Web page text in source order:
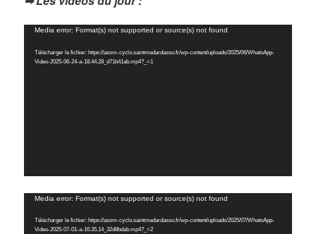
Lecteur
Media error: Format(s) not supported or source(s) not found
Télécharger le fichier: https://assm-cyclo.saintmedardasso.fr/wp-content/uploads/2025/06/WhatsApp-
Video-2025-06-24-a-18.44.28_d71b41ab.mp4?_=1
Lecteur
Media error: Format(s) not supported or source(s) not found
Télécharger le fichier: https://assm-cyclo.saintmedardasso.fr/wp-content/uploads/2025/07/WhatsApp-
Video-2025-07-01-a-16.35.14_32d8bdab.mp4?_=2